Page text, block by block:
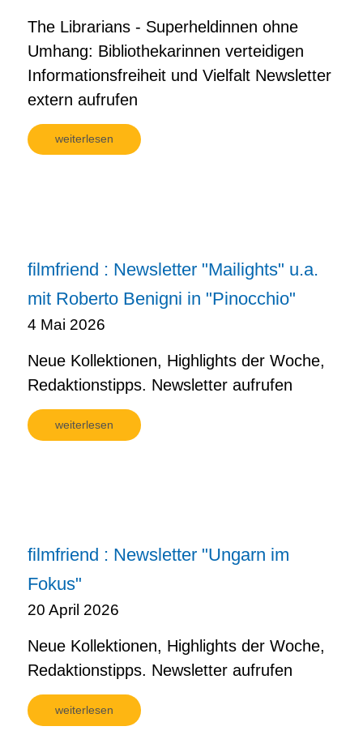
The Librarians - Superheldinnen ohne
Umhang: Bibliothekarinnen verteidigen
Informationsfreiheit und Vielfalt Newsletter
extern aufrufen
weiterlesen
filmfriend : Newsletter "Mailights" u.a.
mit Roberto Benigni in "Pinocchio"
4 Mai 2026
Neue Kollektionen, Highlights der Woche,
Redaktionstipps. Newsletter aufrufen
weiterlesen
filmfriend : Newsletter "Ungarn im
Fokus"
20 April 2026
Neue Kollektionen, Highlights der Woche,
Redaktionstipps. Newsletter aufrufen
weiterlesen